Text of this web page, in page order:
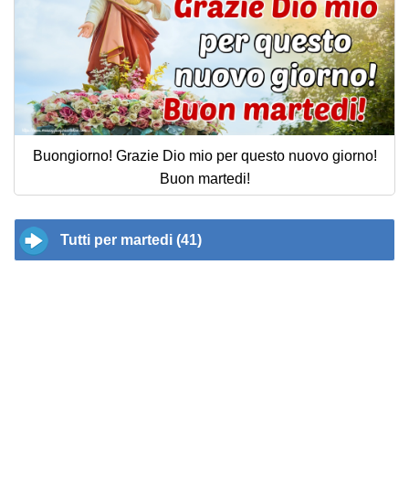
Buongiorno! Grazie Dio mio per questo nuovo giorno!
Buon martedi!
Tutti per martedi (41)